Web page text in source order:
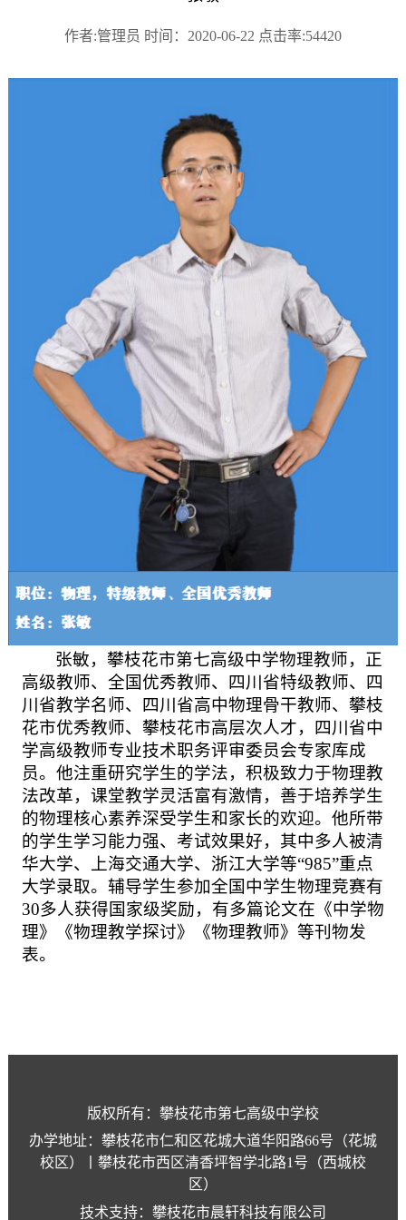
作者:管理员 时间：2020-06-22 点击率:54420
张敏，攀枝花市第七高级中学物理教师，正
高级教师、全国优秀教师、四川省特级教师、四
川省教学名师、四川省高中物理骨干教师、攀枝
花市优秀教师、攀枝花市高层次人才，四川省中
学高级教师专业技术职务评审委员会专家库成
员。他注重研究学生的学法，积极致力于物理教
法改革，课堂教学灵活富有激情，善于培养学生
的物理核心素养深受学生和家长的欢迎。他所带
的学生学习能力强、考试效果好，其中多人被清
华大学、上海交通大学、浙江大学等“985”重点
大学录取。辅导学生参加全国中学生物理竞赛有
30多人获得国家级奖励，有多篇论文在《中学物
理》《物理教学探讨》《物理教师》等刊物发
表。
版权所有：攀枝花市第七高级中学校
办学地址：攀枝花市仁和区花城大道华阳路66号（花城
校区）丨攀枝花市西区清香坪智学北路1号（西城校
区）
技术支持：攀枝花市晨轩科技有限公司